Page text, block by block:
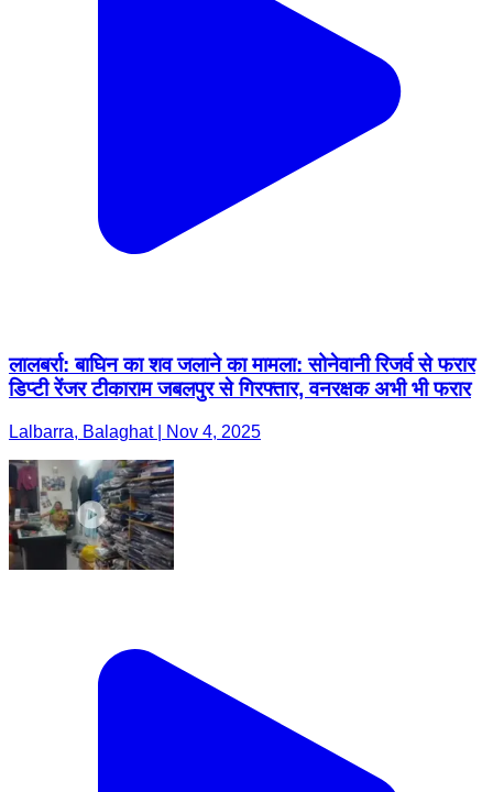
लालबर्रा: बाघिन का शव जलाने का मामला: सोनेवानी रिजर्व से फरार
डिप्टी रेंजर टीकाराम जबलपुर से गिरफ्तार, वनरक्षक अभी भी फरार
Lalbarra, Balaghat | Nov 4, 2025